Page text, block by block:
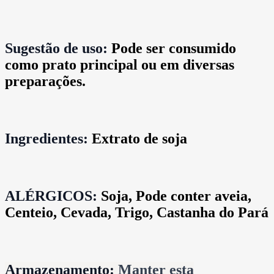
Sugestão de uso: Pode ser consumido
como prato principal ou em diversas
preparações.
Ingredientes: Extrato de soja
ALÉRGICOS: Soja, Pode conter aveia,
Centeio, Cevada, Trigo, Castanha do Pará
Armazenamento: Manter esta